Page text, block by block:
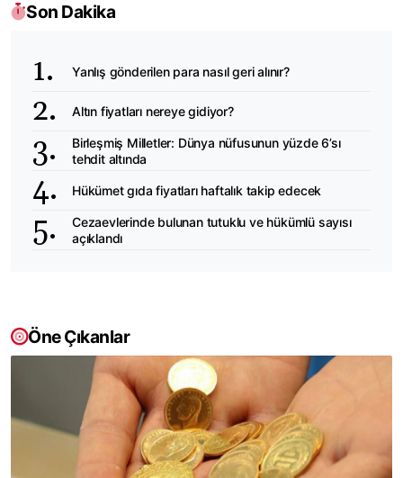
Son Dakika
Yanlış gönderilen para nasıl geri alınır?
Altın fiyatları nereye gidiyor?
Birleşmiş Milletler: Dünya nüfusunun yüzde 6’sı
tehdit altında
Hükümet gıda fiyatları haftalık takip edecek
Cezaevlerinde bulunan tutuklu ve hükümlü sayısı
açıklandı
Öne Çıkanlar